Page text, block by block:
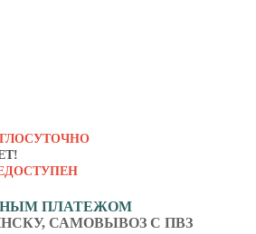
ПЛАТЕЖОМ
САМОВЫВОЗ С ПВЗ